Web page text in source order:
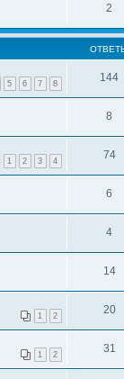
2
5 6 7 8 144
8
1 2 3 4 74
6
4
14
1 2 20
1 2 31